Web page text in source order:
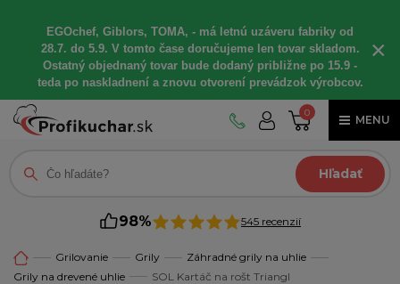
EGOchef, Giblors, TOMA, - má letnú uzáveru fabriky od
28.7. do 5.9. V tomto čase doručujeme len tovar skladom.
Ostatný objednaný tovar bude dodaný približne po 15.9 -
teda po naskladnení a znovu otvorení prevádzok výrobcov.
×
0
MENU
Hľadať
98% 545 recenzií
Grilovanie Grily
Záhradné grily na uhlie
Grily na drevené uhlie
SOL Kartáč na rošt Triangl